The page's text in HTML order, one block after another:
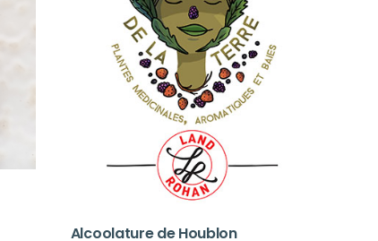
Alcoolature de Houblon